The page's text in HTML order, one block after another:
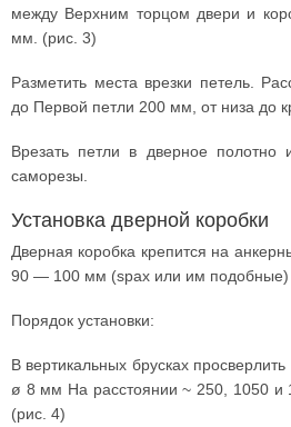
между Верхним торцом двери и
мм. (рис. 3)
Разметить места врезки петель.
до Первой петли 200 мм, от низа до
Врезать петли в дверное полотно
саморезы.
Установка дверной коробки
Дверная коробка крепится на
90 — 100 мм (spax или им подобные)
Порядок установки:
В вертикальных брусках
ø 8 мм На расстоянии ~ 250, 1050 и
(рис. 4)